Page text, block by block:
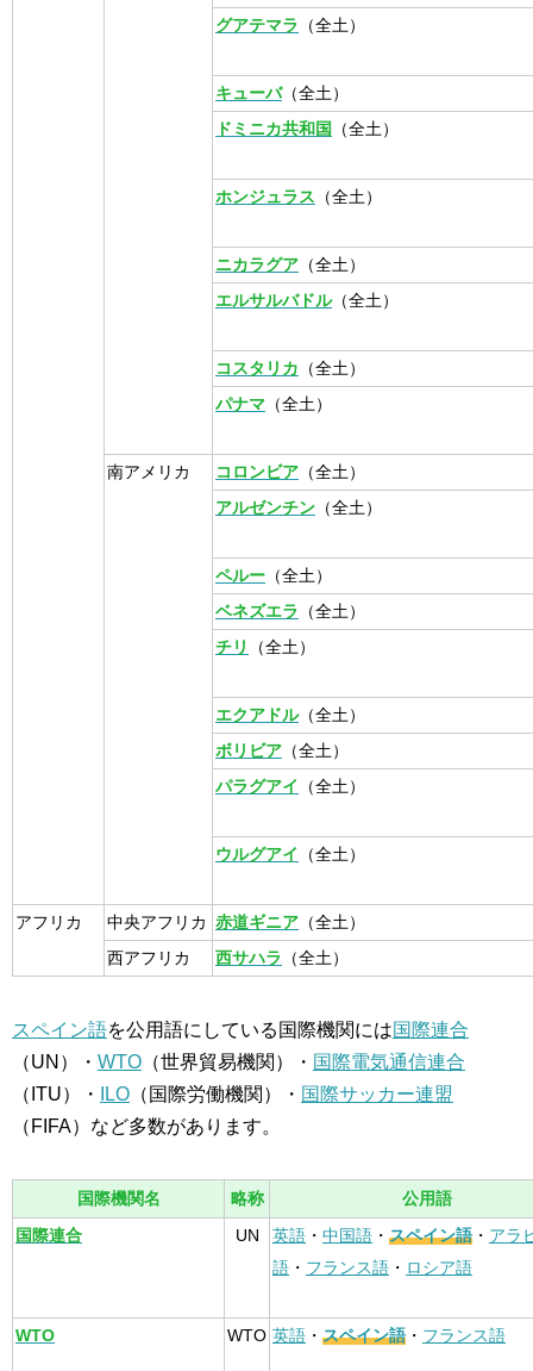
グアテマラ （全土）
キューバ（全土）
ドミニカ共和国
（全土）
ホンジュラス （全土）
ニカラグア （全土）
エルサルバドル（全土）
コスタリカ （全土）
パナマ （全土）
南アメリカ コロンビア （全土）
アルゼンチン （全土）
ペルー （全土）
ベネズエラ
（全土）
チリ
（全土）
エクアドル（全土）
ボリビア （全土）
パラグアイ
（全土）
ウルグアイ （全土）
アフリカ 中央アフリカ 赤道ギニア （全土）
西アフリカ
西サハラ （全土）
スペイン語を公用語にしている国際機関には国際連合
（UN）・ WTO （世界貿易機関）・ 国際電気通信連合
（ITU）・
ILO （国際労働機関）・ 国際サッカー連盟
（FIFA）など多数があります。
国際機関名 略称 公用語
国際連合 UN 英語 ・ 中国語 ・ スペイン語 ・ アラ
語 ・ フランス語 ・ ロシア語
WTO WTO 英語 ・ スペイン語 ・ フランス語